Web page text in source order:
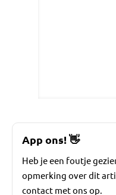
App ons!👋
Heb je een foutje
opmerking over dit
contact met ons op.